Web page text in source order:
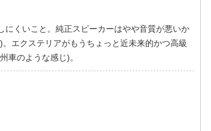
くいこと。純正スピーカーはやや音質が悪いか
エクステリアがもうちょっと近未来的かつ高級
車のような感じ)。